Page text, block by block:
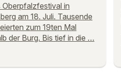
Oberpfalzfestival in
am 18. Juli. Tausende
zum 19ten Mal
der Burg. Bis tief in die …